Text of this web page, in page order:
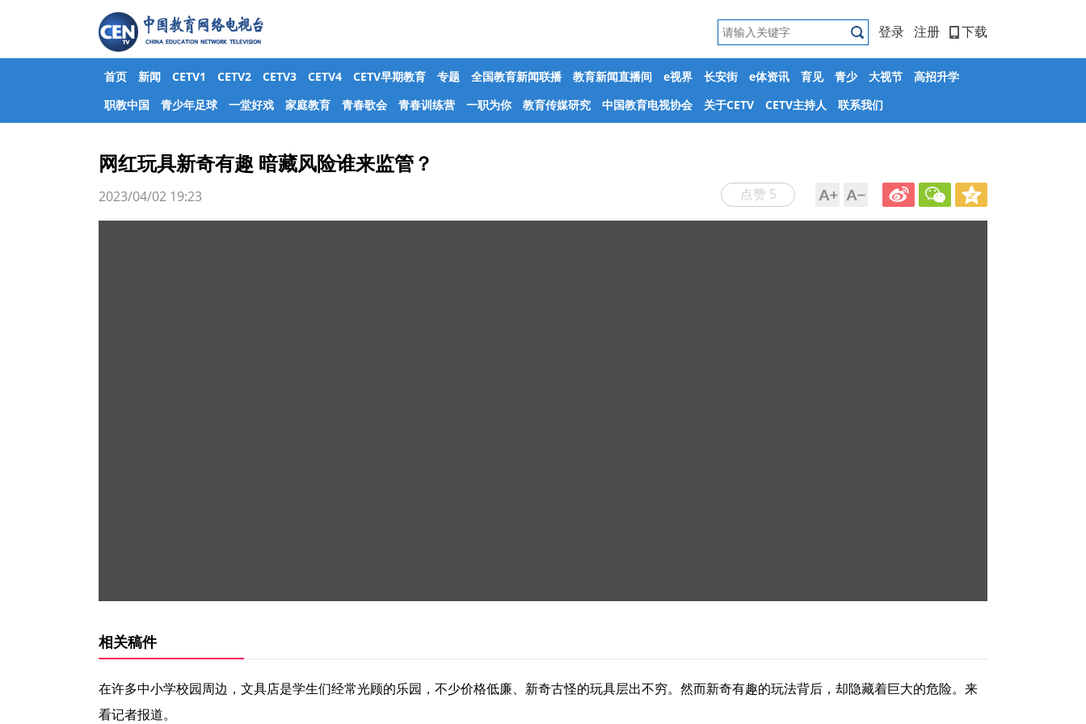
登录 注册 下载
首页 新闻 CETV1 CETV2 CETV3 CETV4 CETV早期教育 专题 全国教育新闻联播 教育新闻直播间 e视界 长安街 e体资讯 育见 青少 大视节
高招升学
职教中国
青少年足球 一堂好戏 家庭教育 青春歌会 青春训练营 一职为你 教育传媒研究 中国教育电视协会 关于CETV CETV主持人 联系我们
网红玩具新奇有趣 暗藏风险谁来监管？
点赞 5
2023/04/02 19:23
相关稿件
在许多中小学校园周边，文具店是学生们经常光顾的乐园，不少价格低廉、新奇古怪的玩具层出不穷。然而新奇有趣的玩法背后，却隐藏着巨大的危险。来
看记者报道。